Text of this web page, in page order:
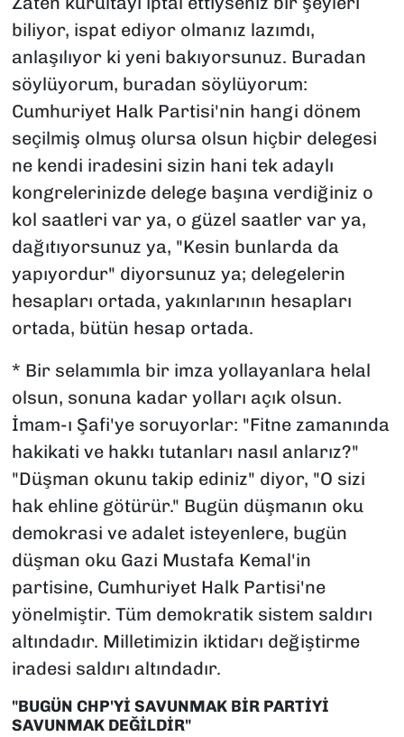
biliyor, ispat ediyor olmanız lazımdı,
anlaşılıyor ki yeni bakıyorsunuz. Buradan
söylüyorum, buradan söylüyorum:
Cumhuriyet Halk Partisi'nin hangi dönem
seçilmiş olmuş olursa olsun hiçbir delegesi
ne kendi iradesini sizin hani tek adaylı
kongrelerinizde delege başına verdiğiniz o
kol saatleri var ya, o güzel saatler var ya,
dağıtıyorsunuz ya, "Kesin bunlarda da
yapıyordur" diyorsunuz ya; delegelerin
hesapları ortada, yakınlarının hesapları
ortada, bütün hesap ortada.
* Bir selamımla bir imza yollayanlara helal
olsun, sonuna kadar yolları açık olsun.
İmam-ı Şafi'ye soruyorlar: "Fitne zamanında
hakikati ve hakkı tutanları nasıl anlarız?"
"Düşman okunu takip ediniz" diyor, "O sizi
hak ehline götürür." Bugün düşmanın oku
demokrasi ve adalet isteyenlere, bugün
düşman oku Gazi Mustafa Kemal'in
partisine, Cumhuriyet Halk Partisi'ne
yönelmiştir. Tüm demokratik sistem saldırı
altındadır. Milletimizin iktidarı değiştirme
iradesi saldırı altındadır.
"BUGÜN CHP'Yİ SAVUNMAK BİR PARTİYİ
SAVUNMAK DEĞİLDİR"